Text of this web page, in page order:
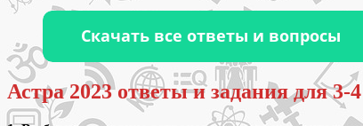
Астра 2023 ответы и задания для 3-